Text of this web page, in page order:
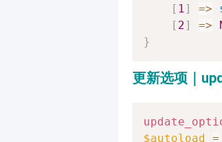
[ 1] =>
[ 2] =>
}
更新选项｜
$autoload =